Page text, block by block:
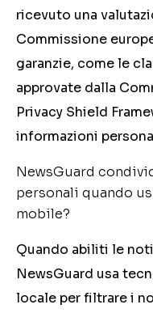
ricevuto una
Commissione
garanzie, come le
approvate dalla
Privacy Shield
informazioni
NewsGuard
personali quando
mobile?
Quando abiliti le
NewsGuard usa
locale per filtrare i